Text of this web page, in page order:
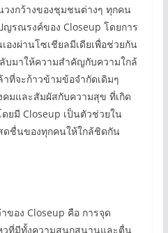
วงกว้างของชุมชนต่างๆ ทุกคน
รณรงค์ของ Closeup โดยการ
งผ่านโซเชียลมีเดียเพื่อช่วยกัน
บมาให้ความสำคัญกับความใกล้
ที่จะก้าวข้ามข้อจำกัดเดิมๆ
คมและสัมผัสกับความสุข ที่เกิด
ยมี Closeup เป็นตัวช่วยใน
ดชื่นของทุกคนให้ใกล้ชิดกัน
ของ Closeup คือ การจุด
วที่มีทั้งความสนุกสนานและตื่น